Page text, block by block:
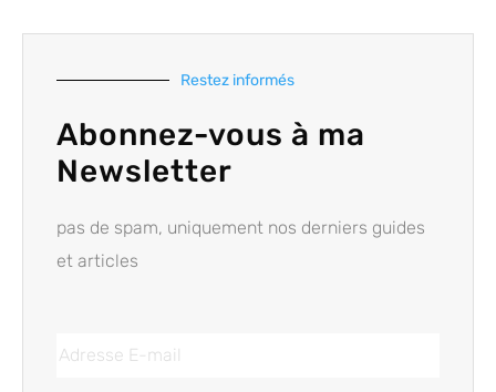
Restez informés
Abonnez-vous à ma
Newsletter
pas de spam, uniquement nos derniers guides
et articles